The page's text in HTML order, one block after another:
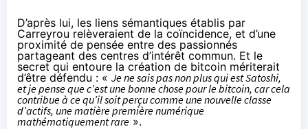
D’après lui, les liens sémantiques établis par
Carreyrou relèveraient de la coïncidence, et d’une
proximité de pensée entre des passionnés
partageant des centres d’intérêt commun. Et le
secret qui entoure la création de bitcoin mériterait
d’être défendu : « Je ne sais pas non plus qui est Satoshi,
et je pense que c’est une bonne chose pour le bitcoin, car cela
contribue à ce qu’il soit perçu comme une nouvelle classe
d’actifs, une matière première numérique
mathématiquement rare ».